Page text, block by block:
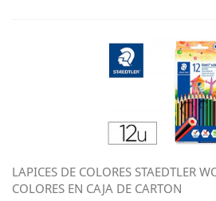
LAPICES DE COLORES STAEDTLER
COLORES EN CAJA DE CARTON